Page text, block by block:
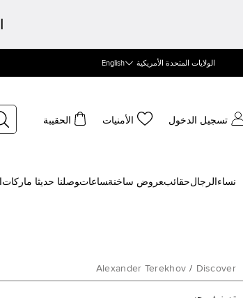
الولايات المتحدة الأمريكية English
تسجيل الدخول الأمنيات الحقيبة
نساء الرجالحقائب‍عروض ساخنة‍ساعات‍وصلنا حديثا ‍ ماركات
Discover
/
Alexander Terekhov